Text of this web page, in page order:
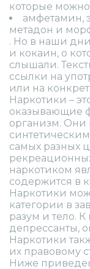
которые
амфетамин,
метадон и
. Но в наши
и кокаин, о
слышали.
ссылки на
или на
Наркотики –
оказывающие
организм. Они
самых разных
наркотиком
содержится в
Наркотики
категории в
разум и тело.
депрессанты,
Наркотики
их правовому
Ниже